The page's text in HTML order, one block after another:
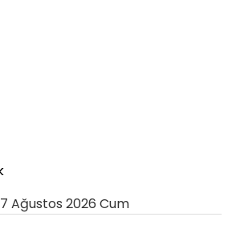
Ağustos 2026 Cum